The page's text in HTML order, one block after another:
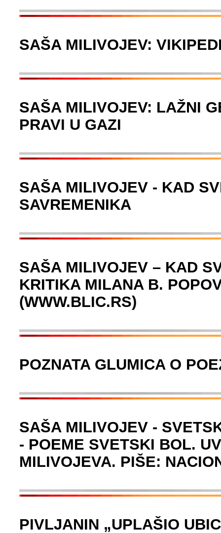
SAŠA MILIVOJEV:
SAŠA MILIVOJEV: LAŽNI
PRAVI U GAZI
SAŠA MILIVOJEV - KAD
SAVREMENIKA
SAŠA MILIVOJEV – KAD
KRITIKA MILANA B.
(WWW.BLIC.RS)
POZNATA GLUMICA O
SAŠA MILIVOJEV -
- POEME SVETSKI BOL.
MILIVOJEVA. PIŠE:
PIVLJANIN „UPLAŠIO